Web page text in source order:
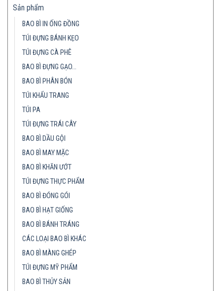
Sản phẩm
BAO BÌ IN ỐNG ĐỒNG
TÚI ĐỰNG BÁNH KẸO
TÚI ĐỰNG CÀ PHÊ
BAO BÌ ĐỰNG GẠO…
BAO BÌ PHÂN BÓN
TÚI KHẨU TRANG
TÚI PA
TÚI ĐỰNG TRÁI CÂY
BAO BÌ DẦU GỘI
BAO BÌ MAY MẶC
BAO BÌ KHĂN ƯỚT
TÚI ĐỰNG THỰC PHẨM
BAO BÌ ĐÓNG GÓI
BAO BÌ HẠT GIỐNG
BAO BÌ BÁNH TRÁNG
CÁC LOẠI BAO BÌ KHÁC
BAO BÌ MÀNG GHÉP
TÚI ĐỰNG MỸ PHẨM
BAO BÌ THỦY SẢN